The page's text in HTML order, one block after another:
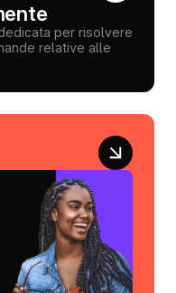
per risolvere
relative alle